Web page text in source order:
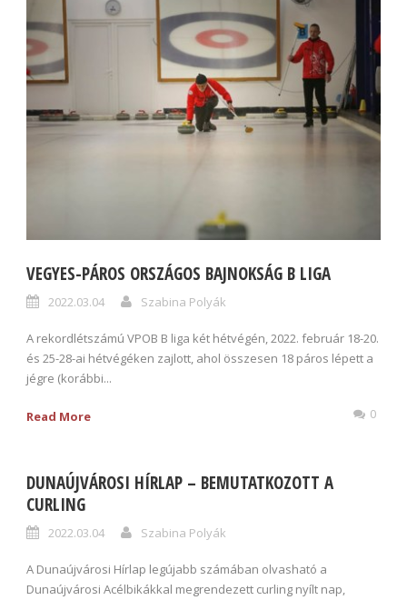
VEGYES-PÁROS ORSZÁGOS BAJNOKSÁG B LIGA
2022.03.04 Szabina Polyák
A rekordlétszámú VPOB B liga két hétvégén, 2022. február 18-20.
és 25-28-ai hétvégéken zajlott, ahol összesen 18 páros lépett a
jégre (korábbi...
Read More 0
DUNAÚJVÁROSI HÍRLAP – BEMUTATKOZOTT A
CURLING
2022.03.04 Szabina Polyák
A Dunaújvárosi Hírlap legújabb számában olvasható a
Dunaújvárosi Acélbikákkal megrendezett curling nyílt nap,